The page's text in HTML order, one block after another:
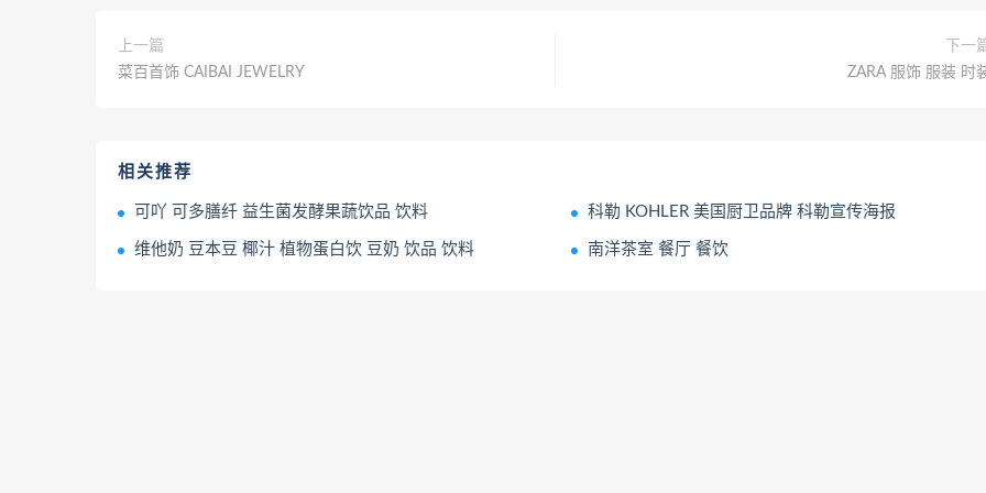
上一篇
菜百首饰 CAIBAI JEWELRY
下一
ZARA 服饰 服装 时
相关推荐
可吖 可多膳纤 益生菌发酵果蔬饮品 饮料 科勒 KOHLER 美国厨卫品牌 科勒宣传海报
维他奶 豆本豆 椰汁 植物蛋白饮 豆奶 饮品 饮料 南洋茶室 餐厅 餐饮